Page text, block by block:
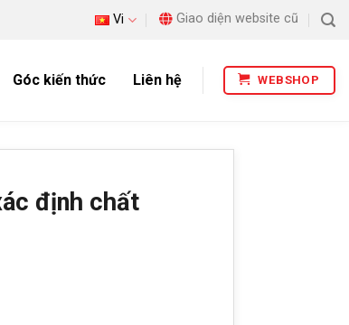
Vi Giao diện website cũ
Góc kiến thức Liên hệ WEBSHOP
định chất